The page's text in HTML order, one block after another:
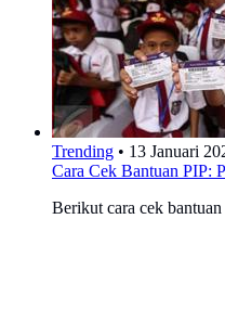
Trending • 13 Januari
Cara Cek Bantuan PIP:
Berikut cara cek